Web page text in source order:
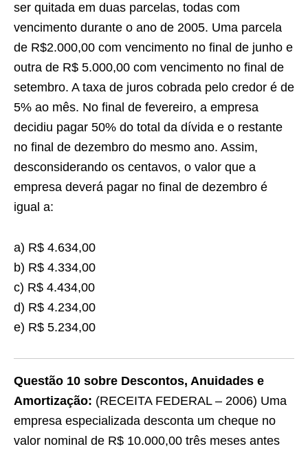
ser quitada em duas parcelas, todas com
vencimento durante o ano de 2005. Uma parcela
de R$2.000,00 com vencimento no final de junho e
outra de R$ 5.000,00 com vencimento no final de
setembro. A taxa de juros cobrada pelo credor é de
5% ao mês. No final de fevereiro, a empresa
decidiu pagar 50% do total da dívida e o restante
no final de dezembro do mesmo ano. Assim,
desconsiderando os centavos, o valor que a
empresa deverá pagar no final de dezembro é
igual a:
a) R$ 4.634,00
b) R$ 4.334,00
c) R$ 4.434,00
d) R$ 4.234,00
e) R$ 5.234,00
Questão 10 sobre Descontos, Anuidades e
Amortização: (RECEITA FEDERAL – 2006) Uma
empresa especializada desconta um cheque no
valor nominal de R$ 10.000,00 três meses antes